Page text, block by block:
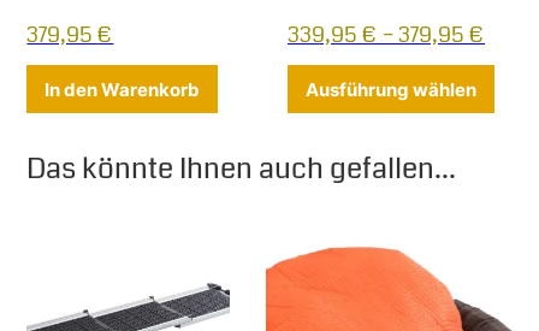
379,95€
In den Warenkorb
339,95€–379,95€
Ausführung wählen
Das könnte Ihnen auch gefallen...